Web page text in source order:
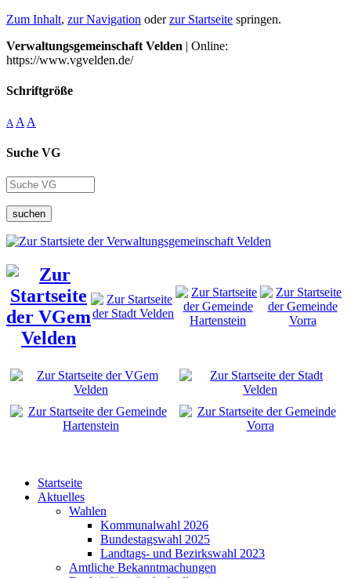
Zum Inhalt, zur Navigation oderzur Startseite springen.
Verwaltungsgemeinschaft Velden | Online:
https://www.vgvelden.de/
Schriftgröße
A A A
Suche VG
suchen
Startseite
Aktuelles
Wahlen
Kommunalwahl 2026
Bundestagswahl 2025
Landtags- und Bezirkswahl 2023
Amtliche Bekanntmachungen